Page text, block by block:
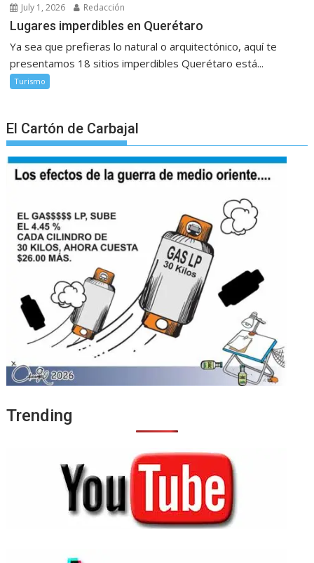
July 1, 2026 Redacción
Lugares imperdibles en Querétaro
Ya sea que prefieras lo natural o arquitectónico, aquí te
presentamos 18 sitios imperdibles Querétaro está...
Turismo
El Cartón de Carbajal
Trending